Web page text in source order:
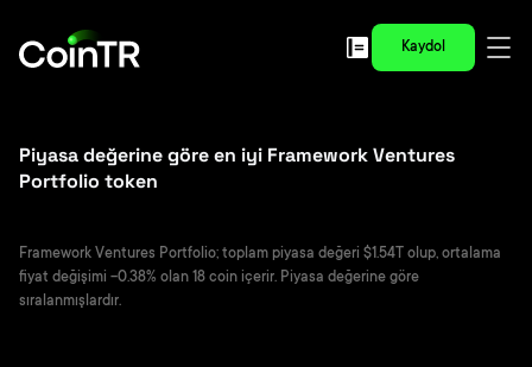
Kaydol
Piyasa değerine göre en iyi Framework Ventures
Portfolio token
Framework Ventures Portfolio; toplam piyasa değeri $1.54T olup, ortalama
fiyat değişimi -0.38% olan 18 coin içerir. Piyasa değerine göre
sıralanmışlardır.